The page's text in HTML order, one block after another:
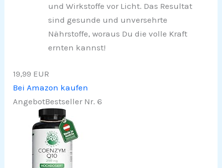
und Wirkstoffe vor Licht. Das Resultat
sind gesunde und unversehrte
Nährstoffe, woraus Du die volle Kraft
ernten kannst!
19,99 EUR
Bei Amazon kaufen
AngebotBestseller Nr. 6